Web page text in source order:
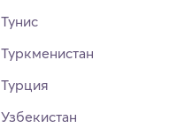
Тунис
Туркменистан
Турция
Узбекистан